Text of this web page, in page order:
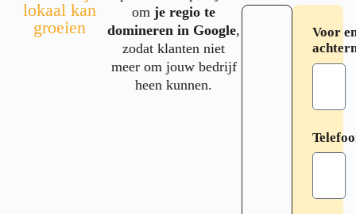
lokaal kan
groeien
omje regio te
domineren in Google,
zodat klanten niet
meer om jouw bedrijf
heen kunnen.
Voor